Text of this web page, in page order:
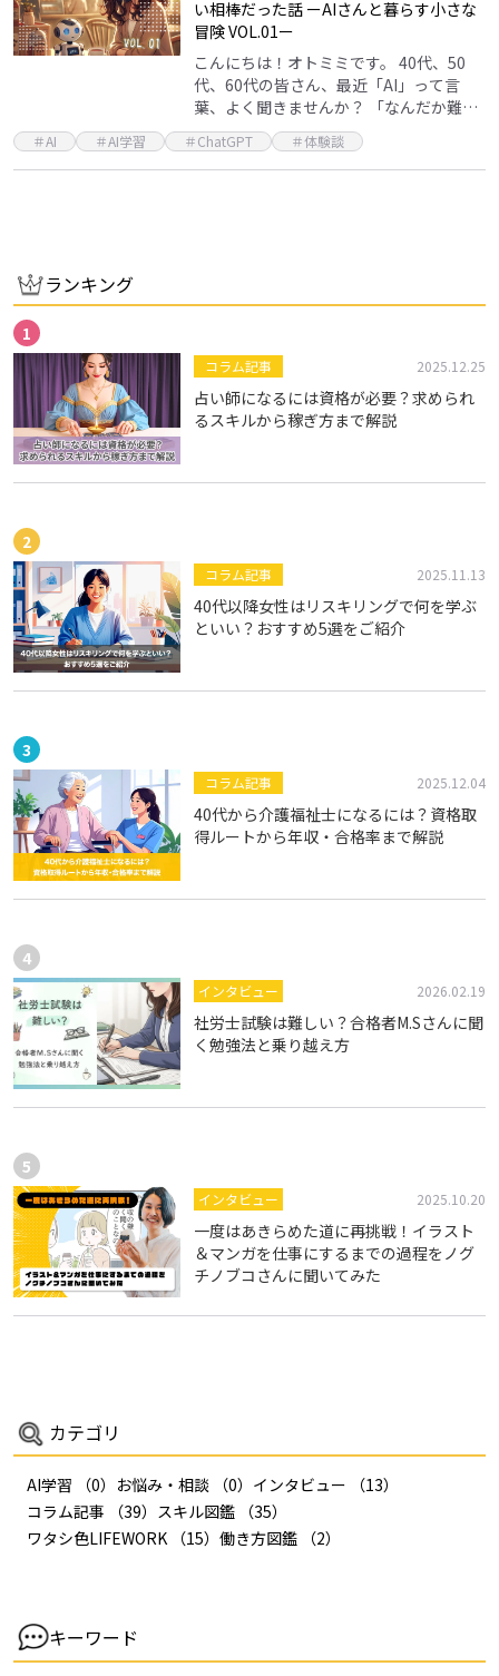
い相棒だった話 ーAIさんと暮らす小さな
冒険 VOL.01ー
こんにちは！オトミミです。 40代、50
代、60代の皆さん、最近「AI」って言
葉、よく聞きませんか？ 「なんだか難し
そう」「私には関係ないかも」って思っ
てる方も多いかもしれません。 実は私も
最初はそう…
＃AI ＃AI学習 ＃ChatGPT ＃体験談
ランキング
コラム記事 2025.12.25
占い師になるには資格が必要？求められ
るスキルから稼ぎ方まで解説
コラム記事 2025.11.13
40代以降女性はリスキリングで何を学ぶ
といい？おすすめ5選をご紹介
コラム記事 2025.12.04
40代から介護福祉士になるには？資格取
得ルートから年収・合格率まで解説
インタビュー 2026.02.19
社労士試験は難しい？合格者M.Sさんに聞
く勉強法と乗り越え方
インタビュー 2025.10.20
一度はあきらめた道に再挑戦！イラスト
＆マンガを仕事にするまでの過程をノグ
チノブコさんに聞いてみた
カテゴリ
AI学習 （0） お悩み・相談 （0） インタビュー
（13）
コラム記事
（39） スキル図鑑
（35）
ワタシ色LIFEWORK （15） 働き方図鑑 （2）
キーワード